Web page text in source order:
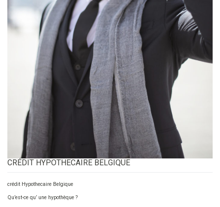
CRÉDIT HYPOTHECAIRE BELGIQUE
crédit Hypothecaire Belgique
Qu’est-ce qu’ une hypothèque ?